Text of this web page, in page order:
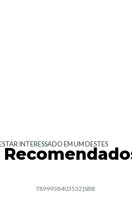
INTERESSADO EM UM DESTES
7899938403532 |SBB